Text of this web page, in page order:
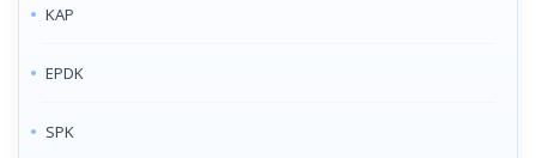
KAP
EPDK
SPK